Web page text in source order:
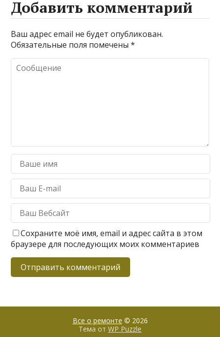
Добавить комментарий
Ваш адрес email не будет опубликован.
Обязательные поля помечены*
Сохраните моё имя, email и адрес сайта в этом
браузере для последующих моих комментариев
Все о ремонте © 2026
Тема от WP Puzzle